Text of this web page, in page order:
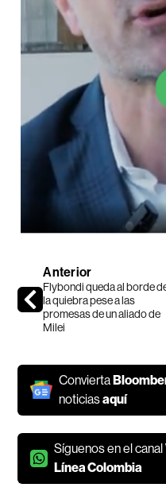
Anterior
Flybondi queda al borde
la quiebra pese a las
promesas de un aliado de
Milei
Convierta
noticiasaquí
Síguenos en el canal
Línea Colombia